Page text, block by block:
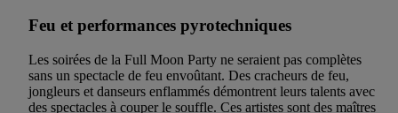
Feu et performances pyrotechniques
Les soirées de la Full Moon Party ne seraient pas complètes
sans un spectacle de feu envoûtant. Des cracheurs de feu,
jongleurs et danseurs enflammés démontrent leurs talents avec
des spectacles à couper le souffle. Ces artistes sont des maîtres